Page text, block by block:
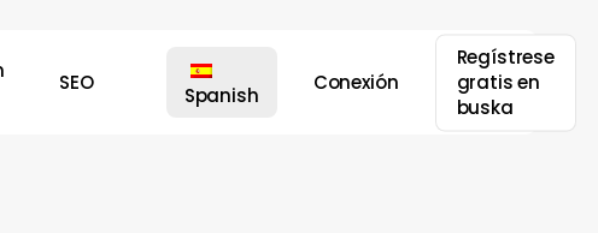
SEO Spanish Conexión
Regístrese
gratis en
buska